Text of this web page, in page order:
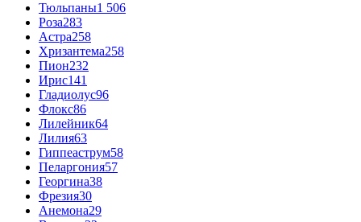
Тюльпаны1 506
Роза283
Астра258
Хризантема258
Пион232
Ирис141
Гладиолус96
Флокс86
Лилейник64
Лилия63
Гиппеаструм58
Пеларгония57
Георгина38
Фрезия30
Анемона29